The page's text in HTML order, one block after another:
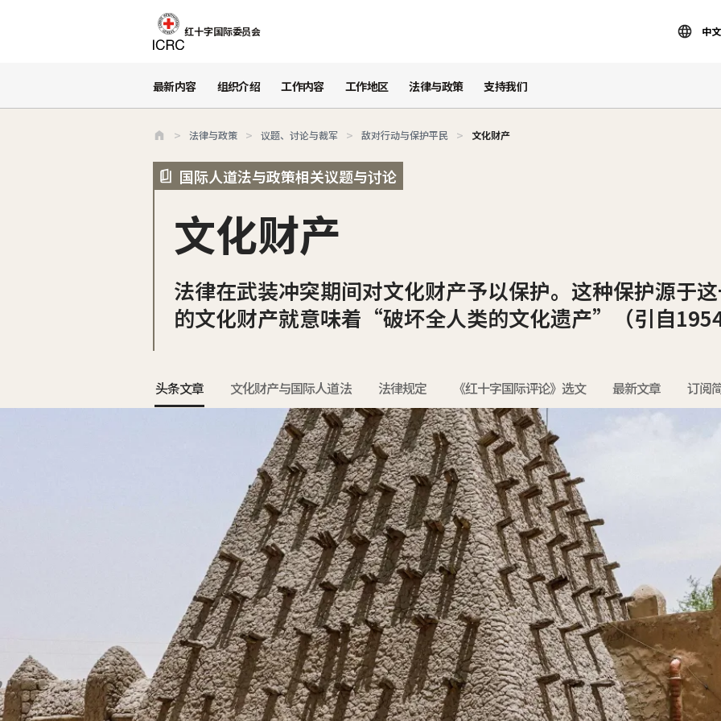
红十字国际委员会 中文
最新内容 组织介绍 工作内容 工作地区 法律与政策 支持我们
法律与政策 议题、讨论与裁军 敌对行动与保护平民 文化财产
国际人道法与政策相关议题与讨论
文化财产
法律在武装冲突期间对文化财产予以保护。这种保护源于
的文化财产就意味着“破坏全人类的文化遗产”（引自
头条文章 文化财产与国际人道法 法律规定 《红十字国际评论》选文 最新文章 订阅